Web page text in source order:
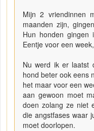
Mijn 2 vriendinnen
maanden zijn,
Hun honden
Eentje voor een
Nu werd ik er laatst
hond beter ook eens
het maar voor een
aan gewoon moet
doen zolang ze niet
die angstfases waar
moet doorlopen.